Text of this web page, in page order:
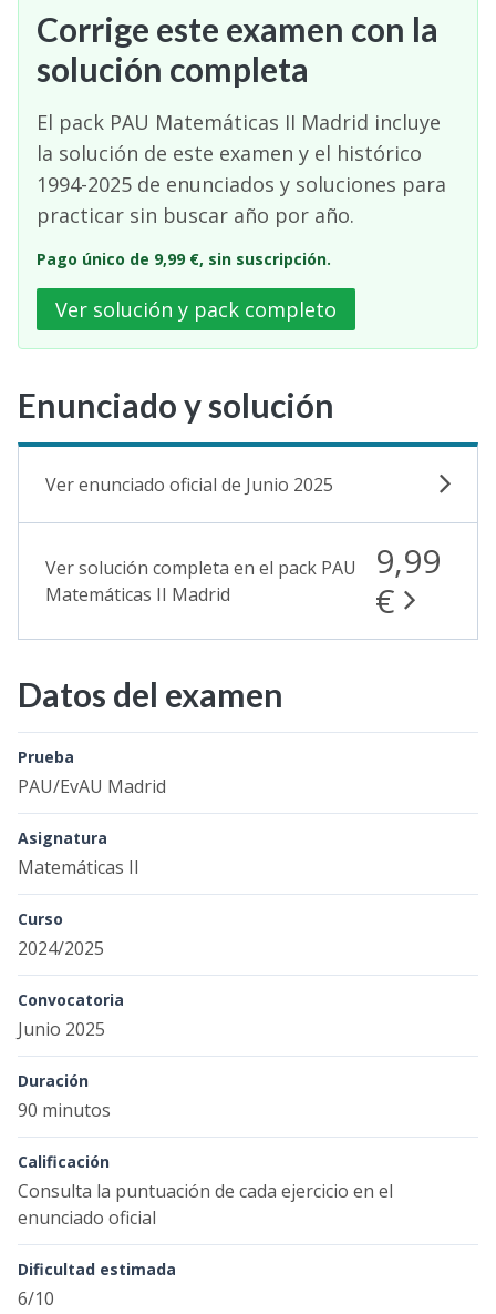
Corrige este examen con la
solución completa
El pack PAU Matemáticas II Madrid incluye
la solución de este examen y el histórico
1994-2025 de enunciados y soluciones para
practicar sin buscar año por año.
Pago único de 9,99 €, sin suscripción.
Ver solución y pack completo
Enunciado y solución
Ver enunciado oficial de Junio 2025
Ver solución completa en el pack PAU
Matemáticas II Madrid
9,99
€
Datos del examen
Prueba
PAU/EvAU Madrid
Asignatura
Matemáticas II
Curso
2024/2025
Convocatoria
Junio 2025
Duración
90 minutos
Calificación
Consulta la puntuación de cada ejercicio en el
enunciado oficial
Dificultad estimada
6/10